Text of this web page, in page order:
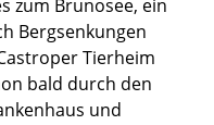
zum Brunosee, ein
Bergsenkungen
Tierheim
bald durch den
und